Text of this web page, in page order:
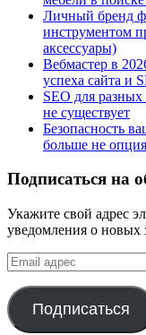
Личный бренд
инструментом
аксессуары)
Вебмастер в
успеха сайта и
SEO для
не существует
Безопасность
больше не
Подписаться на
Укажите свой адрес
уведомления о новых
Email
адрес
Подписаться